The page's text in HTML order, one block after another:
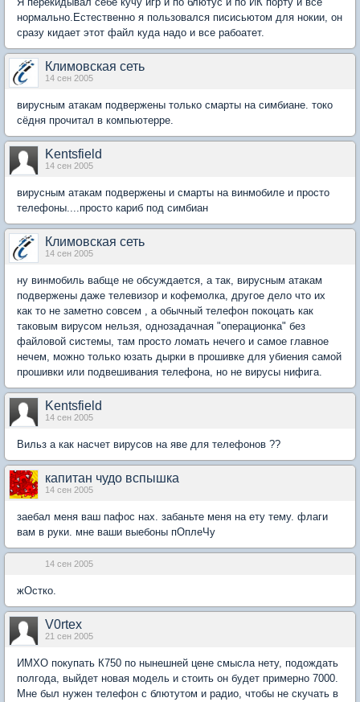
нормально.Естественно я пользовался писисьютом для нокии, он
сразу кидает этот файл куда надо и все рабоатет.
Климовская сеть
14 сен 2005
вирусным атакам подвержены только смарты на симбиане. токо
сёдня прочитал в компьютерре.
Kentsfield
14 сен 2005
вирусным атакам подвержены и смарты на винмобиле и просто
телефоны....просто кариб под симбиан
Климовская сеть
14 сен 2005
ну винмобиль вабще не обсуждается, а так, вирусным атакам
подвержены даже телевизор и кофемолка, другое дело что их
как то не заметно совсем , а обычный телефон покоцать как
таковым вирусом нельзя, однозадачная "операционка" без
файловой системы, там просто ломать нечего и самое главное
нечем, можно только юзать дырки в прошивке для убиения самой
прошивки или подвешивания телефона, но не вирусы нифига.
Kentsfield
14 сен 2005
Вильз а как насчет вирусов на яве для телефонов ??
капитан чудо вспышка
14 сен 2005
заебал меня ваш пафос нах. забаньте меня на ету тему. флаги
вам в руки. мне ваши выебоны пОплеЧу
14 сен 2005
жОстко.
V0rtex
21 сен 2005
ИМХО покупать К750 по нынешней цене смысла нету, подождать
полгода, выйдет новая модель и стоить он будет примерно 7000.
Мне был нужен телефон с блютутом и радио, чтобы не скучать в